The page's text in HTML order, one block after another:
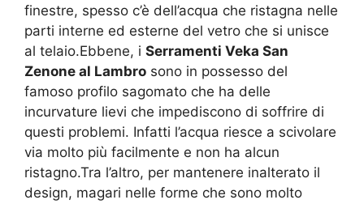
finestre, spesso c’è dell’acqua che ristagna nelle
parti interne ed esterne del vetro che si unisce
al telaio.Ebbene, i Serramenti Veka San
Zenone al Lambro sono in possesso del
famoso profilo sagomato che ha delle
incurvature lievi che impediscono di soffrire di
questi problemi. Infatti l’acqua riesce a scivolare
via molto più facilmente e non ha alcun
ristagno.Tra l’altro, per mantenere inalterato il
design, magari nelle forme che sono molto